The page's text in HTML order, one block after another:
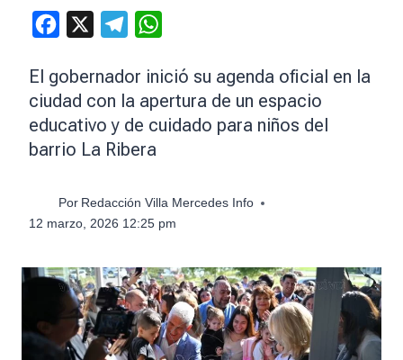
Facebook Telegram
El gobernador inició su agenda oficial en la
ciudad con la apertura de un espacio
educativo y de cuidado para niños del
barrio La Ribera
Por Redacción Villa Mercedes Info
12 marzo, 2026 12:25 pm